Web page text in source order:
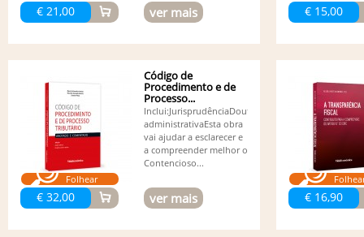
€ 21,00 ver mais € 15,00
Folhear
€ 32,00
Código de
Procedimento e de
Processo...
Inclui:JurisprudênciaDoutrina
administrativaEsta obra
vai ajudar a esclarecer e
a compreender melhor o
Contencioso...
ver mais € 16,90